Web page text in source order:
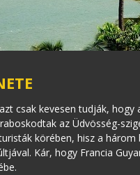
csak kevesen tudják,
az Üdvösség-
körében, hisz a
Kár, hogy Francia